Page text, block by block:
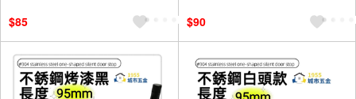
$85
$90